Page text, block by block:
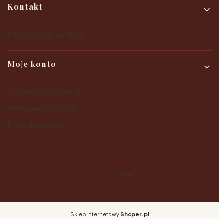
Kontakt
Moje konto
Sklep internetowy Shoper.pl